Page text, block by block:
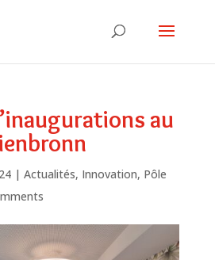
au
| Actualités, Innovation, Pôle